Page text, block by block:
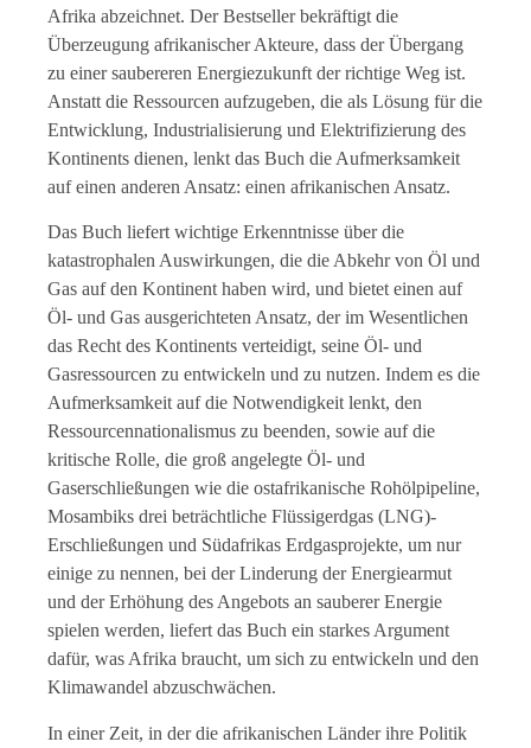
Afrika abzeichnet. Der Bestseller bekräftigt die
Überzeugung afrikanischer Akteure, dass der Übergang
zu einer saubereren Energiezukunft der richtige Weg ist.
Anstatt die Ressourcen aufzugeben, die als Lösung für die
Entwicklung, Industrialisierung und Elektrifizierung des
Kontinents dienen, lenkt das Buch die Aufmerksamkeit
auf einen anderen Ansatz: einen afrikanischen Ansatz.
Das Buch liefert wichtige Erkenntnisse über die
katastrophalen Auswirkungen, die die Abkehr von Öl und
Gas auf den Kontinent haben wird, und bietet einen auf
Öl- und Gas ausgerichteten Ansatz, der im Wesentlichen
das Recht des Kontinents verteidigt, seine Öl- und
Gasressourcen zu entwickeln und zu nutzen. Indem es die
Aufmerksamkeit auf die Notwendigkeit lenkt, den
Ressourcennationalismus zu beenden, sowie auf die
kritische Rolle, die groß angelegte Öl- und
Gaserschließungen wie die ostafrikanische Rohölpipeline,
Mosambiks drei beträchtliche Flüssigerdgas (LNG)-
Erschließungen und Südafrikas Erdgasprojekte, um nur
einige zu nennen, bei der Linderung der Energiearmut
und der Erhöhung des Angebots an sauberer Energie
spielen werden, liefert das Buch ein starkes Argument
dafür, was Afrika braucht, um sich zu entwickeln und den
Klimawandel abzuschwächen.
In einer Zeit, in der die afrikanischen Länder ihre Politik